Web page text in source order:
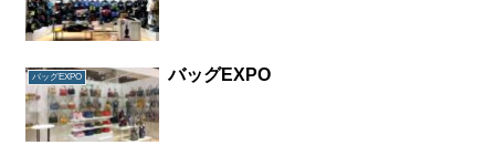
バッグEXPO バッグEXPO